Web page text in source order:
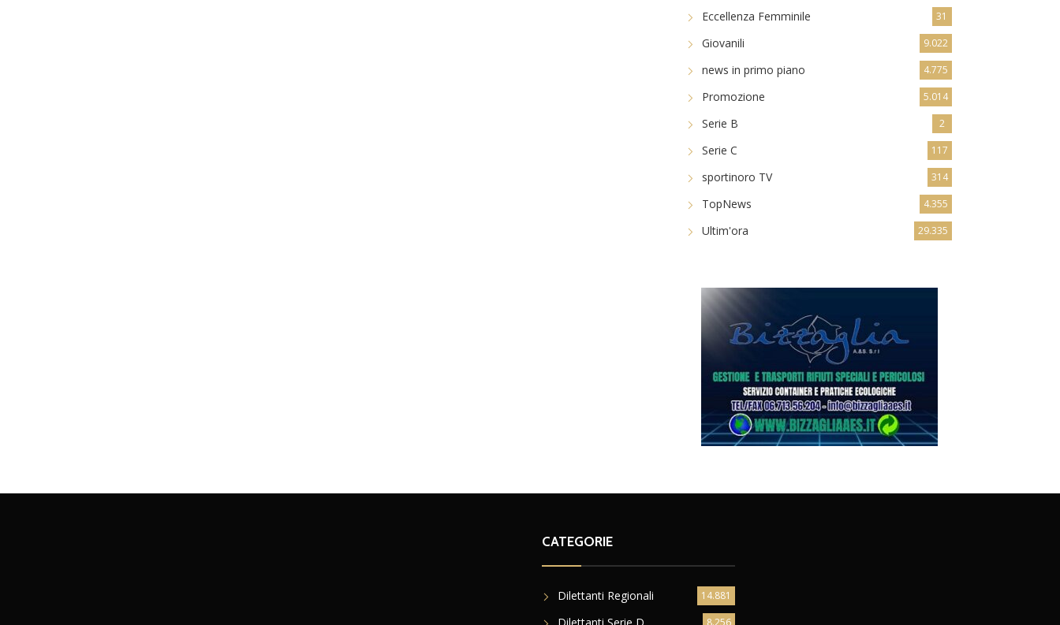
Eccellenza Femminile 31
Giovanili 9.022
news in primo piano 4.775
Promozione 5.014
Serie B 2
Serie C 117
sportinoro TV 314
TopNews 4.355
Ultim'ora 29.335
CATEGORIE
Dilettanti Regionali 14.881
8.256